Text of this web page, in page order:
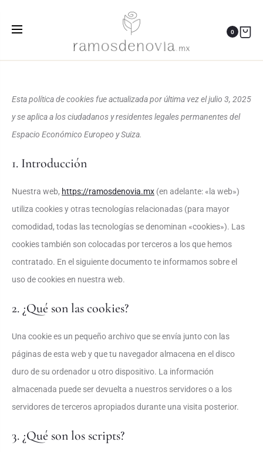
0
Política de cookies
Política de cookies
Esta política de cookies fue actualizada por última vez el julio 3, 2025
y se aplica a los ciudadanos y residentes legales permanentes del
Espacio Económico Europeo y Suiza.
1. Introducción
Nuestra web, https://ramosdenovia.mx (en adelante: «la web»)
utiliza cookies y otras tecnologías relacionadas (para mayor
comodidad, todas las tecnologías se denominan «cookies»). Las
cookies también son colocadas por terceros a los que hemos
contratado. En el siguiente documento te informamos sobre el
uso de cookies en nuestra web.
2. ¿Qué son las cookies?
Una cookie es un pequeño archivo que se envía junto con las
páginas de esta web y que tu navegador almacena en el disco
duro de su ordenador u otro dispositivo. La información
almacenada puede ser devuelta a nuestros servidores o a los
servidores de terceros apropiados durante una visita posterior.
3. ¿Qué son los scripts?